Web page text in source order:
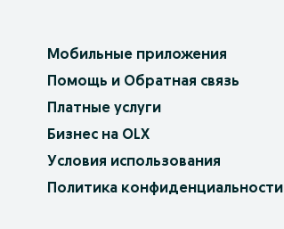
Мобильные приложения
Помощь и Обратная связь
Платные услуги
Бизнес на OLX
Условия использования
Политика конфиденциальности